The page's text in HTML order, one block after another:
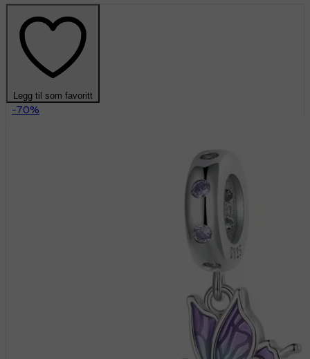
Legg til som favoritt
-70%